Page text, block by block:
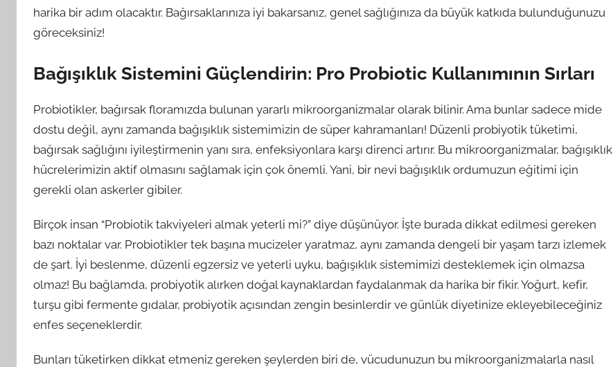
harika bir adım olacaktır. Bağırsaklarınıza iyi bakarsanız, genel sağlığınıza da büyük katkıda bulunduğunuzu
göreceksiniz!
Bağışıklık Sistemini Güçlendirin: Pro Probiotic Kullanımının Sırları
Probiotikler, bağırsak floramızda bulunan yararlı mikroorganizmalar olarak bilinir. Ama bunlar sadece mide
dostu değil, aynı zamanda bağışıklık sistemimizin de süper kahramanları! Düzenli probiyotik tüketimi,
bağırsak sağlığını iyileştirmenin yanı sıra, enfeksiyonlara karşı direnci artırır. Bu mikroorganizmalar, bağışıklık
hücrelerimizin aktif olmasını sağlamak için çok önemli. Yani, bir nevi bağışıklık ordumuzun eğitimi için
gerekli olan askerler gibiler.
Birçok insan “Probiotik takviyeleri almak yeterli mi?” diye düşünüyor. İşte burada dikkat edilmesi gereken
bazı noktalar var. Probiotikler tek başına mucizeler yaratmaz, aynı zamanda dengeli bir yaşam tarzı izlemek
de şart. İyi beslenme, düzenli egzersiz ve yeterli uyku, bağışıklık sistemimizi desteklemek için olmazsa
olmaz! Bu bağlamda, probiyotik alırken doğal kaynaklardan faydalanmak da harika bir fikir. Yoğurt, kefir,
turşu gibi fermente gıdalar, probiyotik açısından zengin besinlerdir ve günlük diyetinize ekleyebileceğiniz
enfes seçeneklerdir.
Bunları tüketirken dikkat etmeniz gereken şeylerden biri de, vücudunuzun bu mikroorganizmalarla nasıl